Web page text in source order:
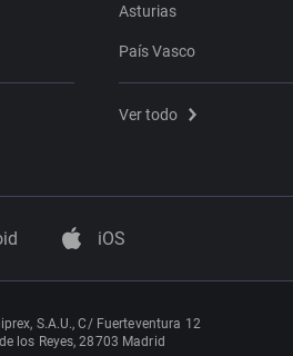
Asturias
País Vasco
Ver todo
iOS
S.A.U., C/ Fuerteventura 12
los Reyes, 28703 Madrid